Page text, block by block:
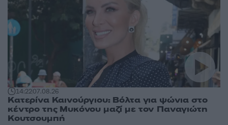
14:2207.08.26
Κατερίνα Καινούργιου: Βόλτα για ψώνια στο
κέντρο της Μυκόνου μαζί με τον Παναγιώτη
Κουτσουμπή